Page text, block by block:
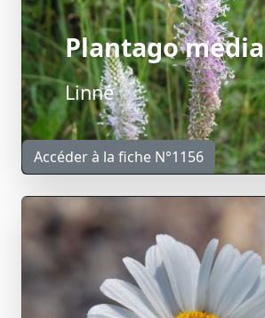
Plantago media
Linné
Accéder à la fiche N°1156